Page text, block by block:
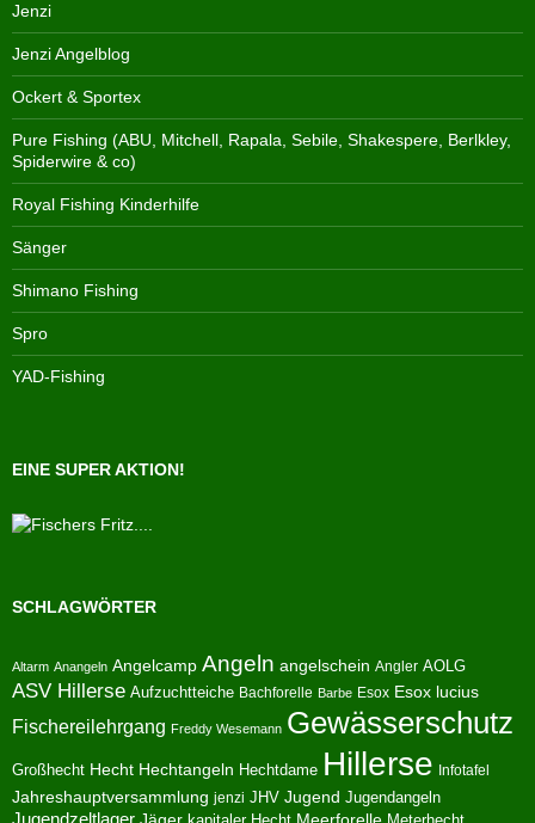
Jenzi
Jenzi Angelblog
Ockert & Sportex
Pure Fishing (ABU, Mitchell, Rapala, Sebile, Shakespere, Berlkley,
Spiderwire & co)
Royal Fishing Kinderhilfe
Sänger
Shimano Fishing
Spro
YAD-Fishing
EINE SUPER AKTION!
SCHLAGWÖRTER
Altarm Anangeln Angelcamp Angeln angelschein Angler AOLG
ASV Hillerse Aufzuchtteiche Bachforelle Barbe Esox Esox lucius
Fischereilehrgang Freddy Wesemann Gewässerschutz
Großhecht Hecht Hechtangeln Hechtdame Hillerse Infotafel
Jahreshauptversammlung jenzi JHV Jugend Jugendangeln